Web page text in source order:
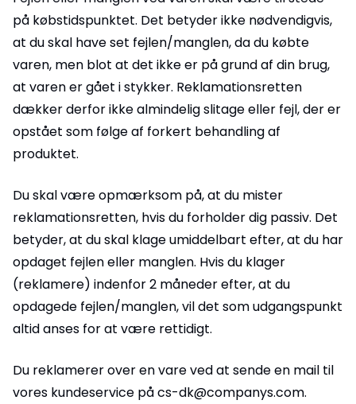
på købstidspunktet. Det betyder ikke nødvendigvis,
at du skal have set fejlen/manglen, da du købte
varen, men blot at det ikke er på grund af din brug,
at varen er gået i stykker. Reklamationsretten
dækker derfor ikke almindelig slitage eller fejl, der er
opstået som følge af forkert behandling af
produktet.
Du skal være opmærksom på, at du mister
reklamationsretten, hvis du forholder dig passiv. Det
betyder, at du skal klage umiddelbart efter, at du har
opdaget fejlen eller manglen. Hvis du klager
(reklamere) indenfor 2 måneder efter, at du
opdagede fejlen/manglen, vil det som udgangspunkt
altid anses for at være rettidigt.
Du reklamerer over en vare ved at sende en mail til
vores kundeservice på cs-dk@companys.com.